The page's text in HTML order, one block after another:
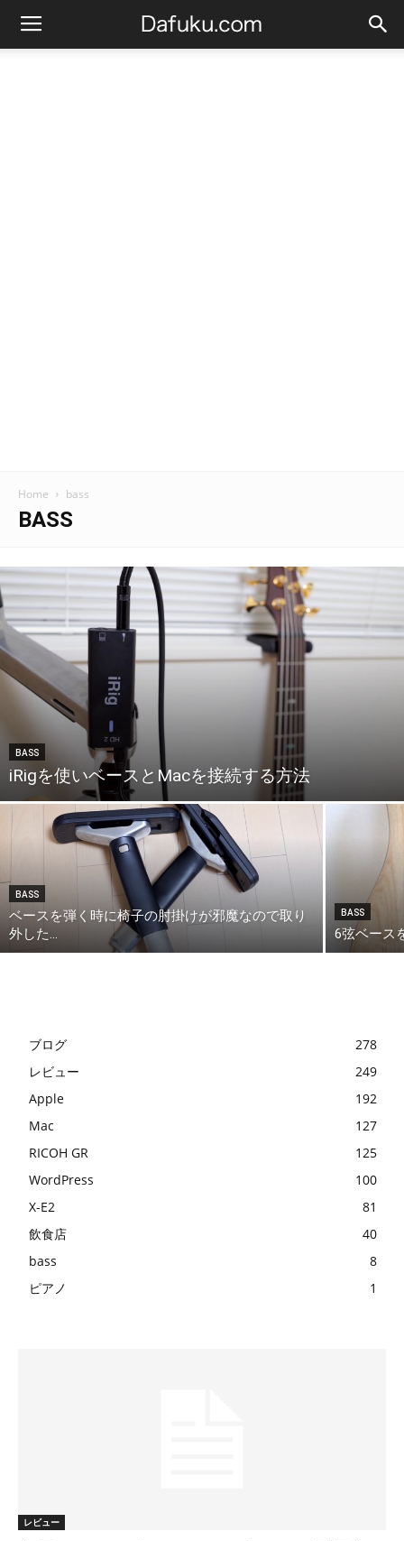
Home bass
BASS
BASS
iRigを使いベースとMacを接続する方法
BASS
ベースを弾く時に椅子の肘掛けが邪魔なので取り
外した...
BASS
6弦ベース
ブログ
278
レビュー
249
Apple
192
Mac
127
RICOH GR
125
WordPress
100
X-E2
81
飲食店
40
bass
8
ピアノ
1
レビュー